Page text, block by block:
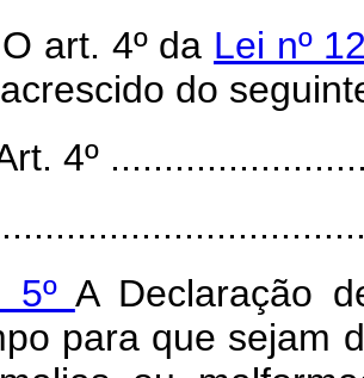
art. 4º da Lei nº
do
4º
5º A Declaração
para que sejam